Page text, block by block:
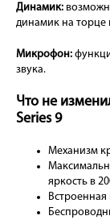
Динамик:
динамик на торце
Микрофон:
звука.
Что не
Series 9
Механизм
яркость в
Встроенная